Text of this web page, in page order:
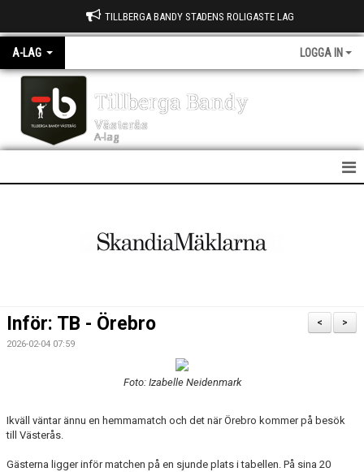
TILLBERGA BANDY STADENS ROLIGASTE LAG
A-LAG LOGGA IN
Tillberga Bandy
Västerås
A-lag
TRUPPEN
>
<
Inför: TB - Örebro
2026-02-04 07:59
Foto: Izabelle Neidenmark
Ikväll väntar ännu en hemmamatch och det när Örebro kommer på besök
till Västerås.
Gästerna ligger inför matchen på en sjunde plats i tabellen. På sina 20